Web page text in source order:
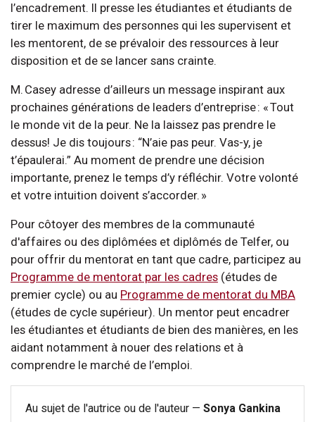
l’encadrement. Il presse les étudiantes et étudiants de
tirer le maximum des personnes qui les supervisent et
les mentorent, de se prévaloir des ressources à leur
disposition et de se lancer sans crainte.
M. Casey adresse d’ailleurs un message inspirant aux
prochaines générations de leaders d’entreprise : « Tout
le monde vit de la peur. Ne la laissez pas prendre le
dessus! Je dis toujours : “N’aie pas peur. Vas-y, je
t’épaulerai.” Au moment de prendre une décision
importante, prenez le temps d’y réfléchir. Votre volonté
et votre intuition doivent s’accorder. »
Pour côtoyer des membres de la communauté
d'affaires ou des diplômées et diplômés de Telfer, ou
pour offrir du mentorat en tant que cadre, participez au
Programme de mentorat par les cadres (études de
premier cycle) ou au Programme de mentorat du MBA
(études de cycle supérieur). Un mentor peut encadrer
les étudiantes et étudiants de bien des manières, en les
aidant notamment à nouer des relations et à
comprendre le marché de l’emploi.
Au sujet de l'autrice ou de l'auteur — Sonya Gankina